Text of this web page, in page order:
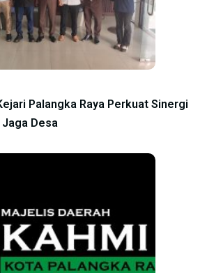
Palangka Raya Perkuat Sinergi
Desa